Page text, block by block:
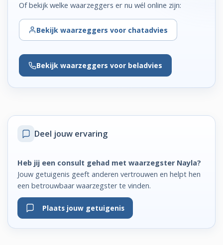
Of bekijk welke waarzeggers er nu wél online zijn:
Bekijk waarzeggers voor chatadvies
Bekijk waarzeggers voor beladvies
Deel jouw ervaring
Heb jij een consult gehad met waarzegster Nayla?
Jouw getuigenis geeft anderen vertrouwen en helpt hen
een betrouwbaar waarzegster te vinden.
Plaats jouw getuigenis